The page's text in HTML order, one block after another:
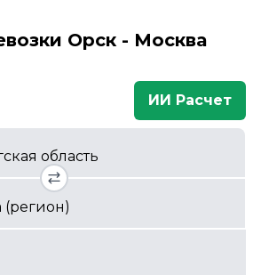
Орск - Москва
ИИ Расчет